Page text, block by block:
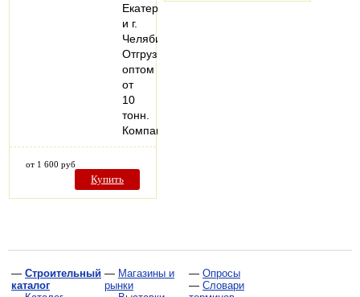
Екатеринбурга
и г.
Челябинска.
Отгрузка
оптом
от
10
тонн.
Компания…
от 1 600 руб
Купить
— Строительный
каталог
— Магазины и
рынки
— Опросы
— Словари